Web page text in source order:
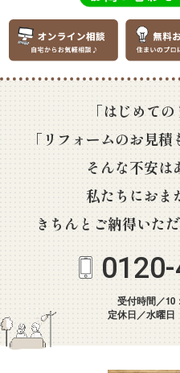
「はじめての
「リフォームのお見積
そんな不安は
私たちにおま
きちんとご納得いた
受付時間／10
定休日／水曜